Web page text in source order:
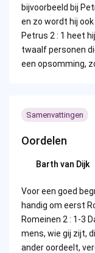
bijvoorbeeld bij
en zo wordt hij
Petrus 2 : 1 heet
twaalf personen
een opsomming,
Samenvattingen
Oordelen
Posted
Barth van Dijk
Voor een goed
handig om eerst
Romeinen 2 : 1-3
mens, wie gij zijt,
ander oordeelt,